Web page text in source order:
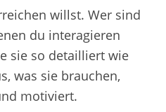
willst. Wer sind
du interagieren
sie so detailliert wie
was sie brauchen,
motiviert.